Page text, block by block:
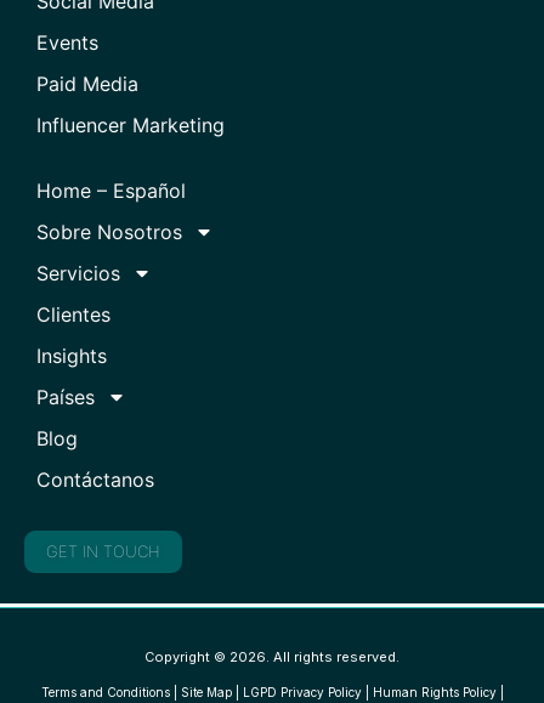
Events
Paid Media
Influencer Marketing
Home – Español
Sobre Nosotros
Servicios
Clientes
Insights
Países
Blog
Contáctanos
GET IN TOUCH
Copyright © 2026. All rights reserved.
Terms and Conditions| Site Map| LGPD Privacy Policy| Human Rights Policy|